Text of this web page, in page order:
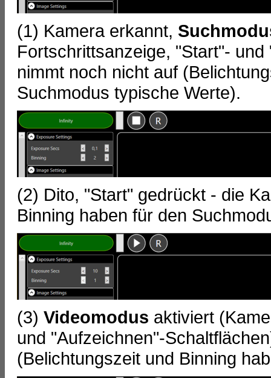
(1) Kamera erkannt,
Fortschrittsanzeige, "Start"-
nimmt noch nicht auf
Suchmodus typische Werte).
(2) Dito, "Start" gedrückt - die
Binning haben für den
(3) Videomodus aktiviert
und "Aufzeichnen"-
(Belichtungszeit und Binning